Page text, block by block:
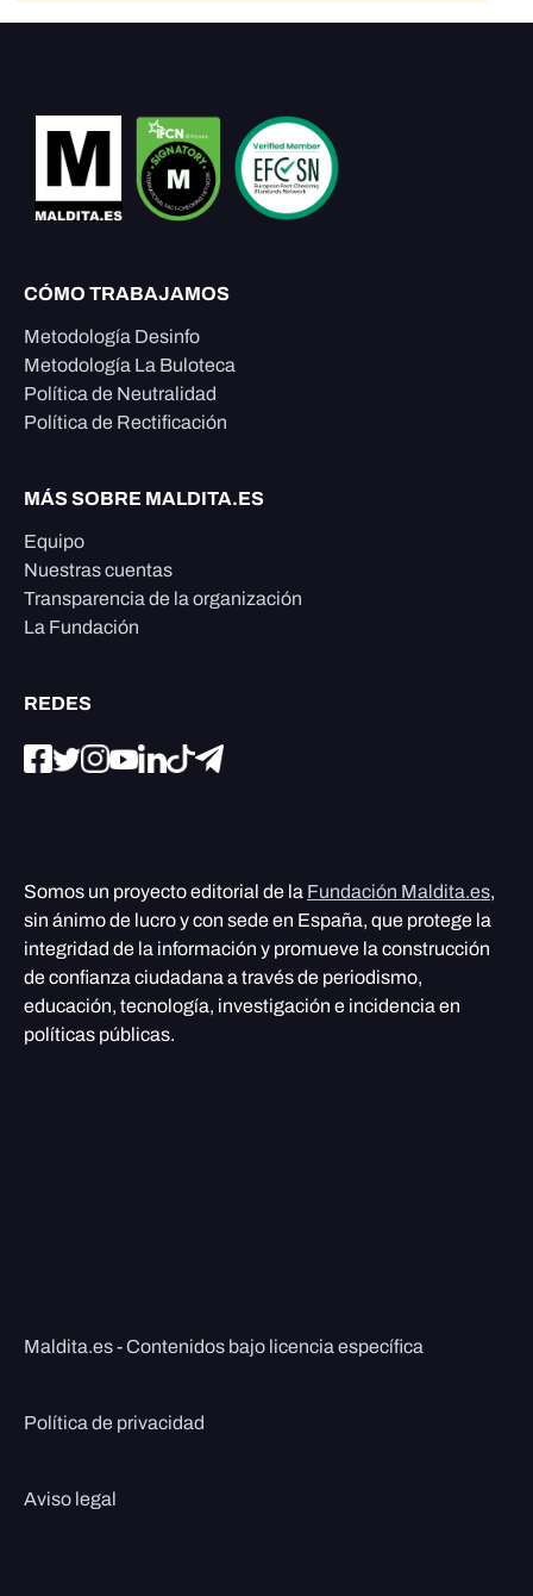
CÓMO TRABAJAMOS
Metodología Desinfo
Metodología La Buloteca
Política de Neutralidad
Política de Rectificación
MÁS SOBRE MALDITA.ES
Equipo
Nuestras cuentas
Transparencia de la organización
La Fundación
REDES
Somos un proyecto editorial de la Fundación Maldita.es,
sin ánimo de lucro y con sede en España, que protege la
integridad de la información y promueve la construcción
de confianza ciudadana a través de periodismo,
educación, tecnología, investigación e incidencia en
políticas públicas.
Maldita.es - Contenidos bajo licencia específica
Política de privacidad
Aviso legal